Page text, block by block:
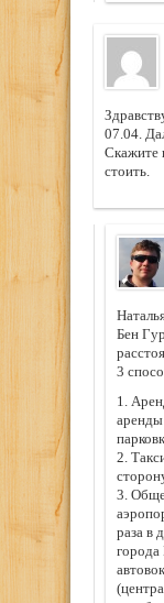
07.04.
Скажите
стоить.
Бен
3
1.
аренды
2.
3.
раза в